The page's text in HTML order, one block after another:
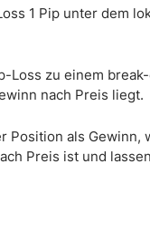
1 Pip unter dem
Loss zu einem
nach Preis liegt.
Position als Gewinn,
Preis ist und